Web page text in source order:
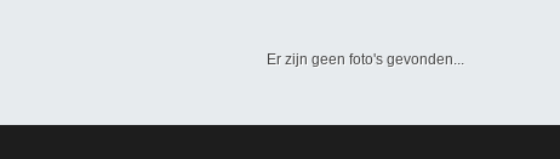
Er zijn geen foto's gevonden...